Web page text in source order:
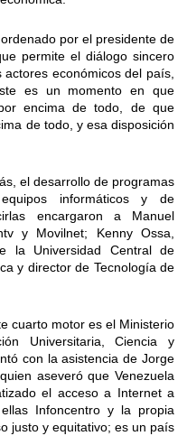
por el presidente de
permite el diálogo sincero
económicos del país,
es un momento en que
encima de todo, de que
de todo, y esa disposición
el desarrollo de programas
informáticos y de
encargaron a Manuel
y Movilnet; Kenny Ossa,
la Universidad Central de
y director de Tecnología de
cuarto motor es el Ministerio
Universitaria, Ciencia y
con la asistencia de Jorge
aseveró que Venezuela
el acceso a Internet a
Infoncentro y la propia
justo y equitativo; es un país